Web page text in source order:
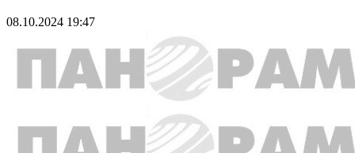
08.10.2024 19:47